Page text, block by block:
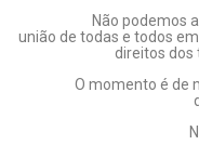
Não podemos
união de todas e todos
direitos dos
O momento é de